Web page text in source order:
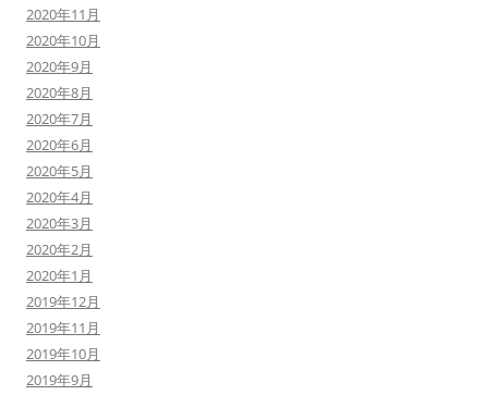
2020年11月
2020年10月
2020年9月
2020年8月
2020年7月
2020年6月
2020年5月
2020年4月
2020年3月
2020年2月
2020年1月
2019年12月
2019年11月
2019年10月
2019年9月